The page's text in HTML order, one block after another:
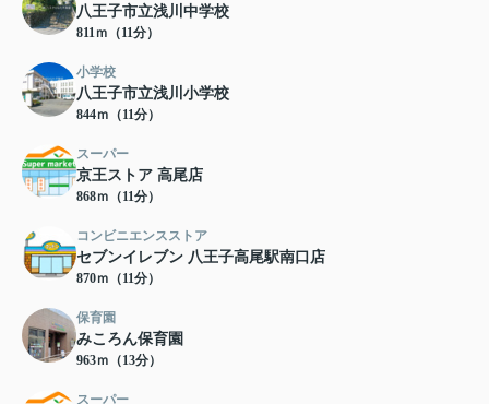
八王子市立浅川中学校
811ｍ（11分）
小学校
八王子市立浅川小学校
844ｍ（11分）
スーパー
京王ストア 高尾店
868ｍ（11分）
コンビニエンスストア
セブンイレブン 八王子高尾駅南口店
870ｍ（11分）
保育園
みころん保育園
963ｍ（13分）
スーパー